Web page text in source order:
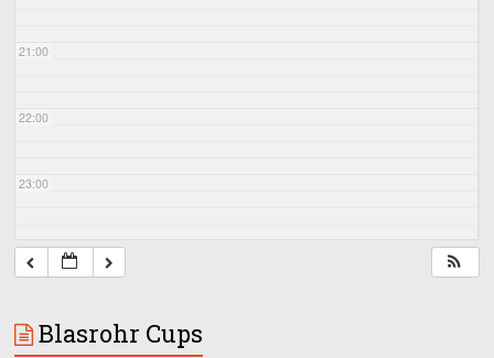
21:00
22:00
23:00
Blasrohr Cups